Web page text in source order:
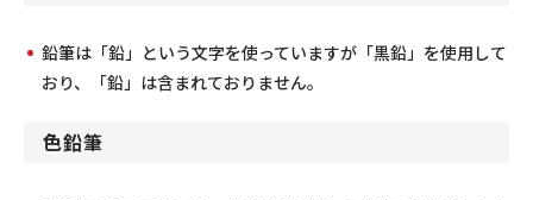
鉛筆は「鉛」という文字を使っていますが「黒鉛」を使用して
おり、「鉛」は含まれておりません。
色鉛筆